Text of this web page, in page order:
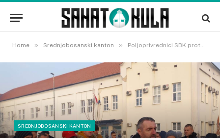
Home » Srednjobosanski kanton » Poljoprivrednici SBK protestovali u Travniku zbog nepravednog izdvajanja iz budžeta
SREDNJOBOSANSKI KANTON